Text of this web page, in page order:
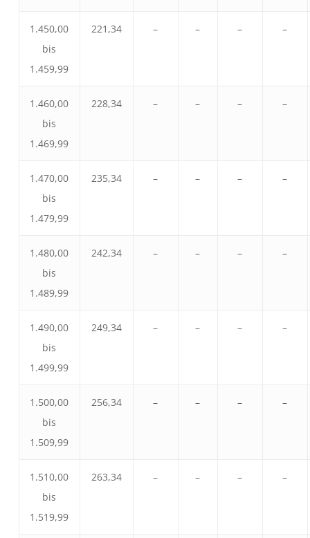
1.450,00
bis
1.459,99
221,34 – – – –
1.460,00
bis
1.469,99
228,34 – – – –
1.470,00
bis
1.479,99
235,34 – – – –
1.480,00
bis
1.489,99
242,34 – – – –
1.490,00
bis
1.499,99
249,34 – – – –
1.500,00
bis
1.509,99
256,34 – – – –
1.510,00
bis
1.519,99
263,34 – – – –